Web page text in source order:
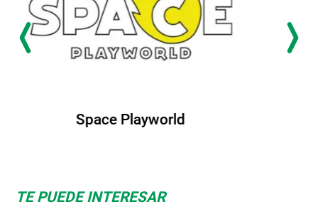
Albrook Bowling
TE PUEDE INTERESAR